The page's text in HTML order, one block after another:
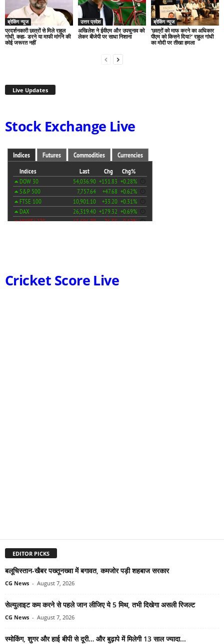
ब्रेकिंग न्यूज
प्रदर्शनकारी छात्रों से मिले राहुल
गांधी, कहा- डरने या माफी मांगने की
कोई जरूरत नहीं
उत्तर प्रदेश
अखिलेश ने ईवीएम और उपचुनाव को
लेकर बीजेपी पर साधा निशाना
ब्रेकिंग न्यूज
‘छात्रों को माफ करने का अधिकार
पीएम को किसने दिया?’ राहुल गांधी
का मोदी पर तीखा हमला
Live Updates
Stock Exchange Live
Cricket Score Live
EDITOR PICKS
बलूचिस्तान-खैबर पख्तूनख्वा में बगावत, कमजोर पड़ी शहबाज सरकार
CG News - August 7, 2026
सेल्युलाइट कम करने से पहले जान लीजिए ये 5 मिथ, तभी दिखेगा असली रिजल्ट
CG News - August 7, 2026
स्मोकिंग, शुगर और हाई बीपी से दूरी… और बुढ़ापे में मिलेगी 13 साल ज्यादा...